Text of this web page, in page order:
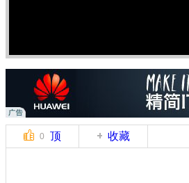
0 顶 收藏